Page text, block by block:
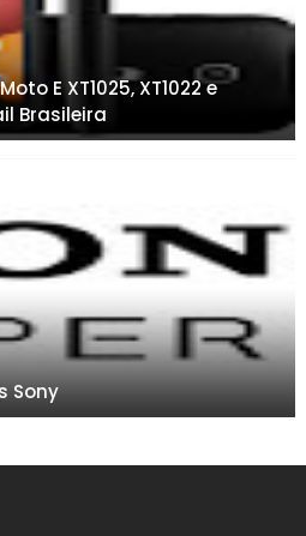
E XT1025, XT1022 e
Brasileira
Sony